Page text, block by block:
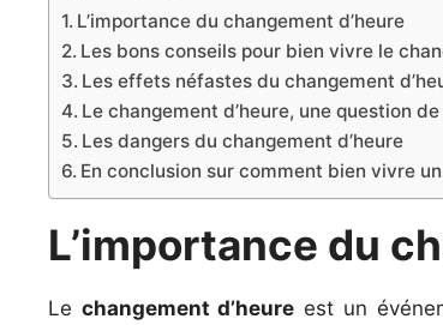
L’importance du changement d’heure
Les bons conseils pour bien vivre le
Les effets néfastes du changement
Le changement d’heure, une question
Les dangers du changement d’heure
En conclusion sur comment bien vivre
L’importance du
Le changement d’heure est un